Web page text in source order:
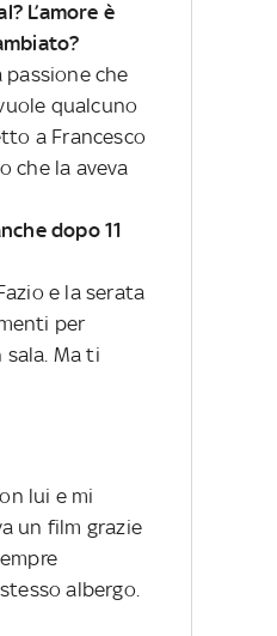
L’amore è
passione che
qualcuno
a Francesco
che la aveva
dopo 11
e la serata
per
Ma ti
lui e mi
un film grazie
albergo.